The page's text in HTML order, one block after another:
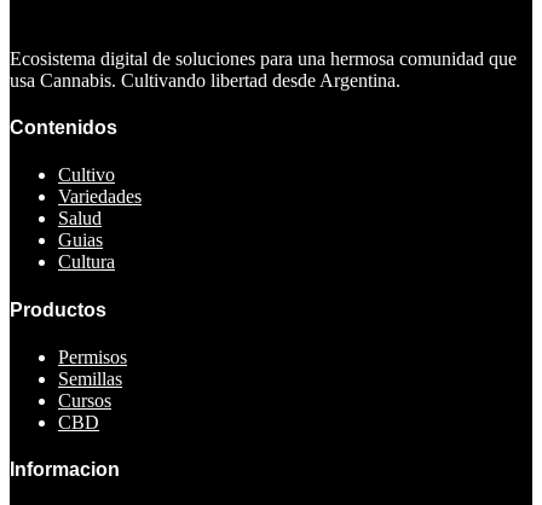
Ecosistema digital de soluciones para una hermosa comunidad que
usa Cannabis. Cultivando libertad desde Argentina.
Contenidos
Cultivo
Variedades
Salud
Guias
Cultura
Productos
Permisos
Semillas
Cursos
CBD
Informacion